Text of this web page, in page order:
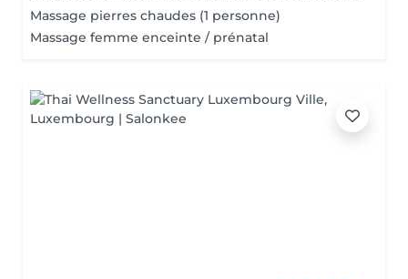
Massage pierres chaudes (1 personne)
Massage femme enceinte / prénatal